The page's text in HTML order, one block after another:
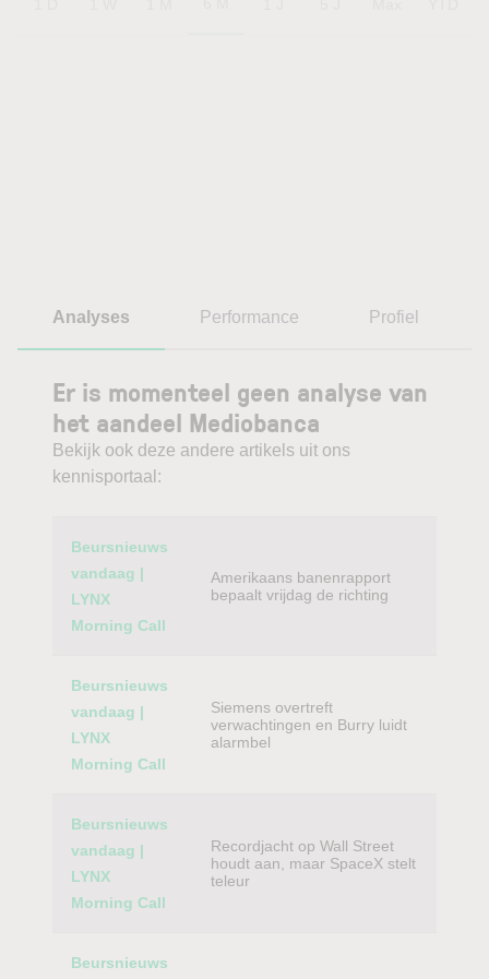
Analyses Performance Profiel
Er is momenteel geen analyse van
het aandeel Mediobanca
Bekijk ook deze andere artikels uit ons
kennisportaal:
Category
Beursnieuws
vandaag |
LYNX
Morning Call
Amerikaans banenrapport
bepaalt vrijdag de richting
Beursnieuws
vandaag |
LYNX
Morning Call
Siemens overtreft
verwachtingen en Burry luidt
alarmbel
Beursnieuws
vandaag |
LYNX
Morning Call
Recordjacht op Wall Street
houdt aan, maar SpaceX stelt
teleur
Beursnieuws